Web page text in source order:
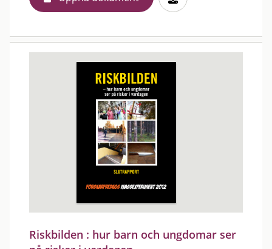
Riskbilden : hur barn och ungdomar ser